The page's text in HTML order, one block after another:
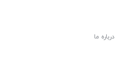
درباره ما